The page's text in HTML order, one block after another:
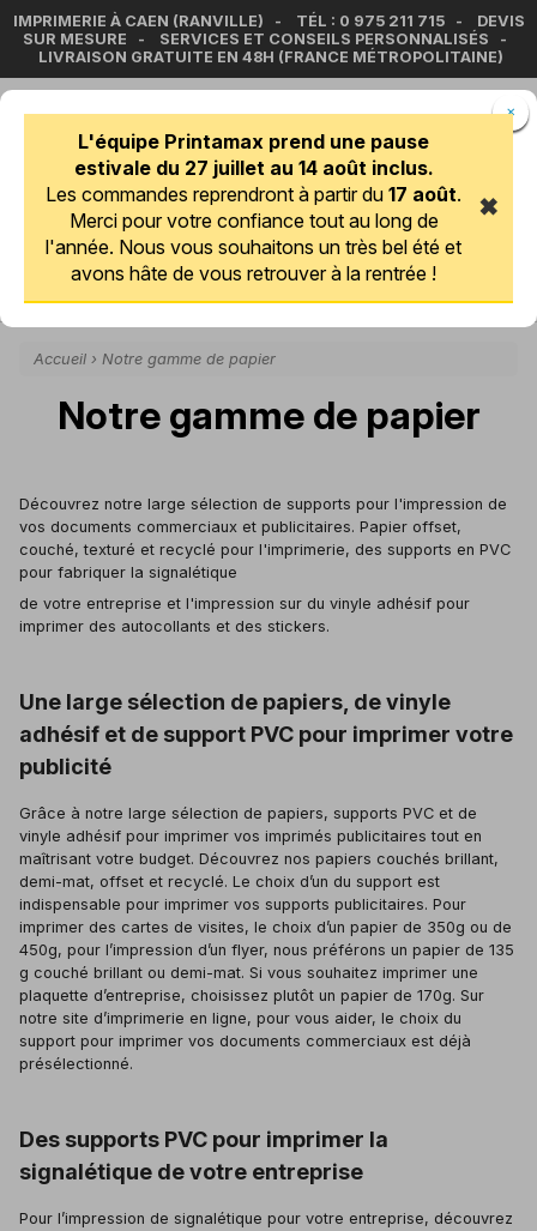
×
L'équipe Printamax prend une pause
estivale du 27 juillet au 14 août inclus.
Les commandes reprendront à partir du 17 août.
Merci pour votre confiance tout au long de
l'année. Nous vous souhaitons un très bel été et
avons hâte de vous retrouver à la rentrée !
✖
IMPRIMERIE À CAEN (RANVILLE) - TÉL : 0 975 211 715 - DEVIS
SUR MESURE - SERVICES ET CONSEILS PERSONNALISÉS -
LIVRAISON GRATUITE EN 48H (FRANCE MÉTROPOLITAINE)
Menu
Accueil › Notre gamme de papier
Notre gamme de papier
Découvrez notre large sélection de supports pour l'impression de
vos documents commerciaux et publicitaires. Papier offset,
couché, texturé et recyclé pour l'imprimerie, des supports en PVC
pour fabriquer la signalétique
de votre entreprise et l'impression sur du vinyle adhésif pour
imprimer des autocollants et des stickers.
Une large sélection de papiers, de vinyle
adhésif et de support PVC pour imprimer votre
publicité
Grâce à notre large sélection de papiers, supports PVC et de
vinyle adhésif pour imprimer vos imprimés publicitaires tout en
maîtrisant votre budget. Découvrez nos papiers couchés brillant,
demi-mat, offset et recyclé. Le choix d’un du support est
indispensable pour imprimer vos supports publicitaires. Pour
imprimer des cartes de visites, le choix d’un papier de 350g ou de
450g, pour l’impression d’un flyer, nous préférons un papier de 135
g couché brillant ou demi-mat. Si vous souhaitez imprimer une
plaquette d’entreprise, choisissez plutôt un papier de 170g. Sur
notre site d’imprimerie en ligne, pour vous aider, le choix du
support pour imprimer vos documents commerciaux est déjà
présélectionné.
Des supports PVC pour imprimer la
signalétique de votre entreprise
Pour l’impression de signalétique pour votre entreprise, découvrez